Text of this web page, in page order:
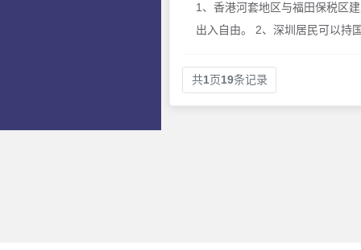
1、香港河套地区与福田保税区
出入自由。 2、深圳居民可以持
共1页19条记录